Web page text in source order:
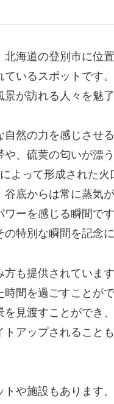
海道の登別市に位
いるスポットです
が訪れる人々を魅了
然の力を感じさせ
、硫黄の匂いが漂
よって形成された火
底からは常に蒸気
ーを感じる瞬間で
特別な瞬間を記念
も提供されていま
間を過ごすことが
見渡すことができ
アップされること
や施設もあります